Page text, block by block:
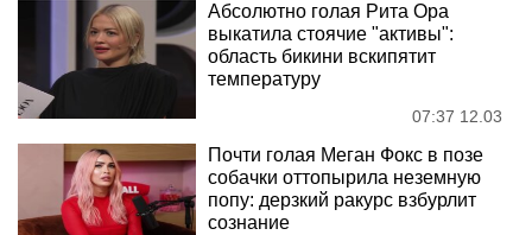
Абсолютно голая Рита Ора
выкатила стоячие "активы":
область бикини вскипятит
температуру
07:37 12.03
Почти голая Меган Фокс в позе
собачки оттопырила неземную
попу: дерзкий ракурс взбурлит
сознание